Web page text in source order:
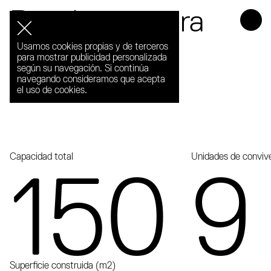
Residencia para
mayores en
Lleida
Capacidad total
150 Unidades de
9
Superficie construida (m2)
Usamos cookies propias y de terceros
para mostrar publicidad personalizada
según su navegación. Si continúa
navegando consideramos que acepta
el uso de cookies.